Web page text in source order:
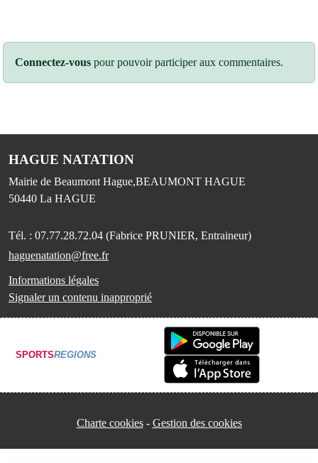
Connectez-vous pour pouvoir participer aux commentaires.
HAGUE NATATION
Mairie de Beaumont Hague,BEAUMONT HAGUE
50440 La HAGUE
Tél. : 07.77.28.72.04 (Fabrice PRUNIER, Entraineur)
haguenatation@free.fr
Informations légales
Signaler un contenu inapproprié
SPORTSREGIONS
Charte cookies Gestion des cookies